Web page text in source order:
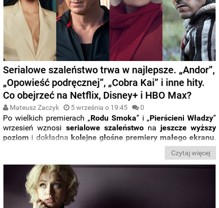
Serialowe szaleństwo trwa w najlepsze. „Andor”,
„Opowieść podręcznej”, „Cobra Kai” i inne hity.
Co obejrzeć na Netflix, Disney+ i HBO Max?
Mateusz Zaczyk 5 września o 19:45 0
Po wielkich premierach „Rodu Smoka” i „Pierścieni Władzy”
wrzesień wznosi serialowe szaleństwona jeszcze wyższy
poziom i dokładna kolejne głośne premiery małego ekranu.
Już w najbliższych dniach i tygodniach zobaczymy takie hity
Netflix, „ Andor
czyli nowy serial zeświata„Gwiezdnych wojen” odDisney+
oraz piąty sezon serialu „
Na które z serialowych nowości września przede wszystkim
warto zwrócić uwagę? Oto lista serialowych nowości w
streamingu.
Czytaj więcej